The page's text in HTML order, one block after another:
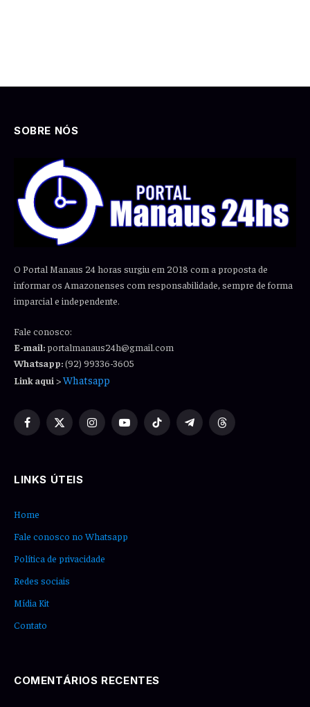
SOBRE NÓS
O Portal Manaus 24 horas surgiu em 2018 com a proposta de
informar os Amazonenses com responsabilidade, sempre de forma
imparcial e independente.
Fale conosco:
E-mail:portalmanaus24h@gmail.com
Whatsapp:(92) 99336-3605
Link aqui >Whatsapp
Facebook
X
InstagramYouTubeTikTok TelegramThreads
LINKS ÚTEIS
Home
Fale conosco no Whatsapp
Política de privacidade
Redes sociais
Mídia Kit
Contato
COMENTÁRIOS RECENTES